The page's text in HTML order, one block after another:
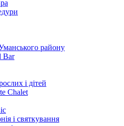
району
Bar
і дітей
Chalet
і святкування